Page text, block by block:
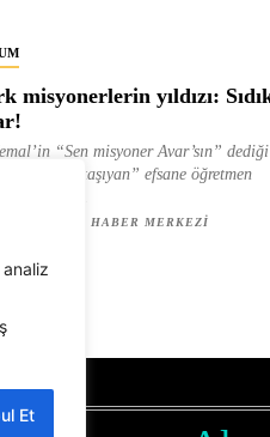
Et
misyonerlerin yıldızı:
“Sen misyoner Avar’sın” dediği
ışık taşıyan” efsane öğretmen
GAZETESI HABER MERKEZI